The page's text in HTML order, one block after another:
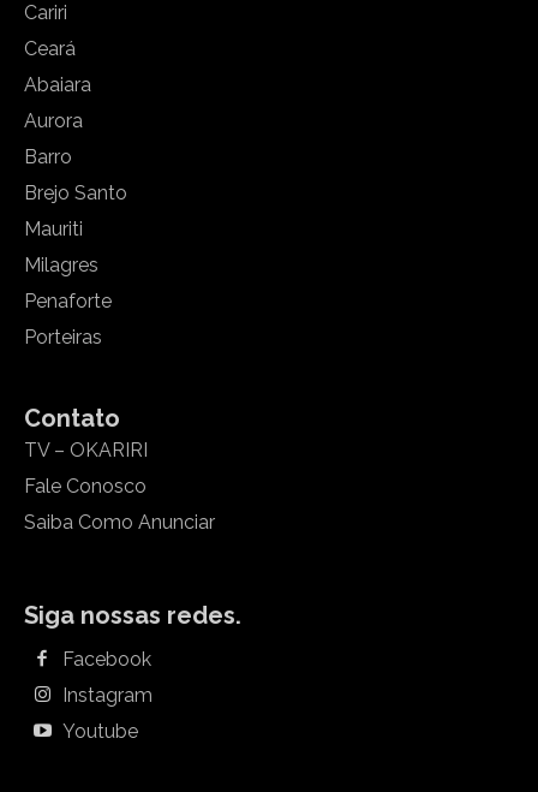
Cariri
Ceará
Abaiara
Aurora
Barro
Brejo Santo
Mauriti
Milagres
Penaforte
Porteiras
Contato
TV – OKARIRI
Fale Conosco
Saiba Como Anunciar
Siga nossas redes.
Facebook
Instagram
Youtube